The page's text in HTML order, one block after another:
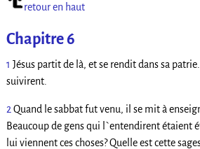
retour en haut
Chapitre 6
1 Jésus partit de là, et se rendit dans sa
suivirent.
2 Quand le sabbat fut venu, il se mit à
Beaucoup de gens qui l`entendirent étaient
lui viennent ces choses? Quelle est cette